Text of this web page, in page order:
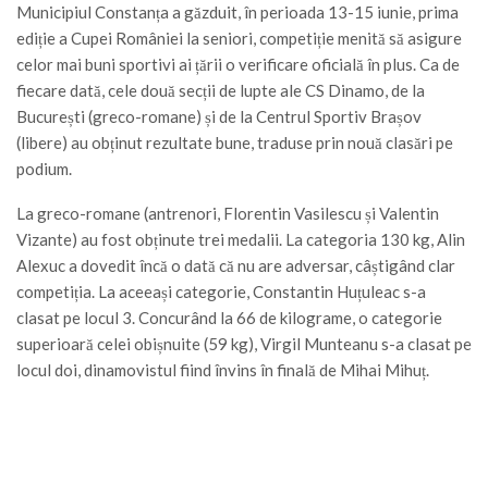
Municipiul Constanța a găzduit, în perioada 13-15 iunie, prima
ediție a Cupei României la seniori, competiție menită să asigure
celor mai buni sportivi ai țării o verificare oficială în plus. Ca de
fiecare dată, cele două secții de lupte ale CS Dinamo, de la
București (greco-romane) și de la Centrul Sportiv Brașov
(libere) au obținut rezultate bune, traduse prin nouă clasări pe
podium.
La greco-romane (antrenori, Florentin Vasilescu și Valentin
Vizante) au fost obținute trei medalii. La categoria 130 kg, Alin
Alexuc a dovedit încă o dată că nu are adversar, câștigând clar
competiția. La aceeași categorie, Constantin Huțuleac s-a
clasat pe locul 3. Concurând la 66 de kilograme, o categorie
superioară celei obișnuite (59 kg), Virgil Munteanu s-a clasat pe
locul doi, dinamovistul fiind învins în finală de Mihai Mihuț.